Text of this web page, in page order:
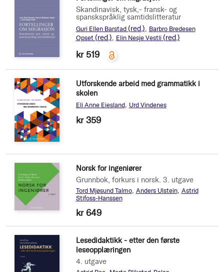
Skandinavisk, tysk,- fransk- og
spanskspråklig samtidslitteratur
Guri Ellen Barstad (red.)
Barbro Bredesen
Opset (red.) Elin Nesje Vestli (red.)
kr 519
Utforskende arbeid med grammatikk i
skolen
Eli Anne Eiesland Urd Vindenes
kr 359
Norsk for ingeniører
Grunnbok, forkurs i norsk. 3. utgave
Tord Mjøsund Talmo Anders Ulstein Astrid
Stifoss-Hanssen
kr 649
Lesedidaktikk - etter den første
leseopplæringen
4. utgave